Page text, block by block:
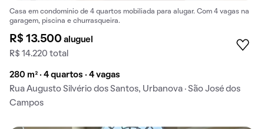
Casa em condomínio de 4 quartos mobiliada para alugar. Com 4 vagas na
garagem, piscina e churrasqueira.
R$ 13.500aluguel
R$ 14.220 total
280 m² · 4 quartos · 4 vagas
Rua Augusto Silvério dos Santos, Urbanova · São José dos
Campos